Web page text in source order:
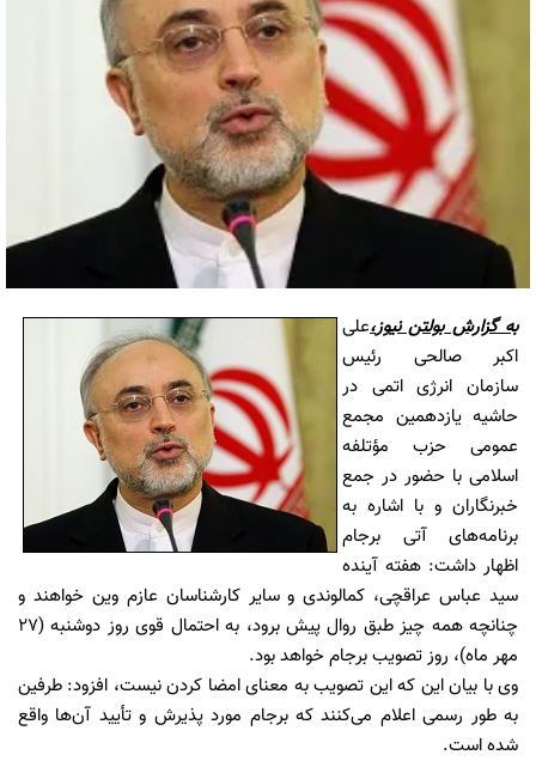
به گزارشبولتن نیوز،علی
اکبر صالحی رئیس
سازمان انرژی اتمی در
حاشیه یازدهمین مجمع
عمومی حزب مؤتلفه
اسلامی با حضور در جمع
خبرنگاران و با اشاره به
برنامه‌های آتی برجام
اظهار داشت: هفته آینده
سید عباس عراقچی، کمالوندی و سایر کارشناسان عازم وین خواهند و
چنانچه همه چیز طبق روال پیش برود، به احتمال قوی روز دوشنبه (27
مهر ماه)، روز تصویب برجام خواهد بود.
وی با بیان این که این تصویب به معنای امضا کردن نیست، افزود: طرفین
به طور رسمی اعلام می‌کنند که برجام مورد پذیرش و تأیید آن‌ها واقع
شده است.